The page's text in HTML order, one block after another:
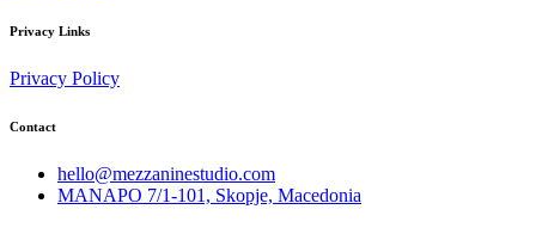
Privacy Links
Privacy Policy
Contact
hello@mezzaninestudio.com
MANAPO 7/1-101, Skopje, Macedonia